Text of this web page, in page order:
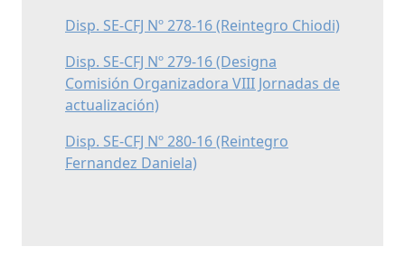
Disp. SE-CFJ Nº 278-16 (Reintegro Chiodi)
Disp. SE-CFJ Nº 279-16 (Designa
Comisión Organizadora VIII Jornadas de
actualización)
Disp. SE-CFJ Nº 280-16 (Reintegro
Fernandez Daniela)